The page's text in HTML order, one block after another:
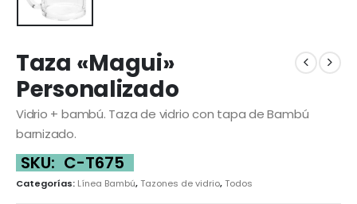
Taza «Magui»
Personalizado
Vidrio + bambú. Taza de vidrio con tapa de Bambú
barnizado.
SKU: C-T675
Categorías: Línea Bambú,Tazones de vidrio,Todos